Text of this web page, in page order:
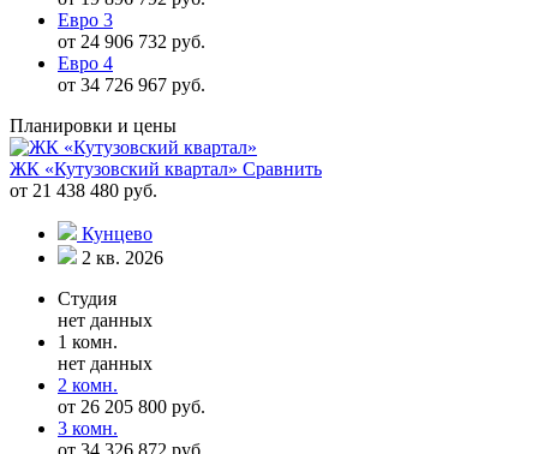
Евро 3
от 24 906 732 руб.
Евро 4
от 34 726 967 руб.
Планировки и цены
ЖК «Кутузовский квартал» Сравнить
от 21 438 480 руб.
Кунцево
2 кв. 2026
Студия
нет данных
1 комн.
нет данных
2 комн.
от 26 205 800 руб.
3 комн.
от 34 326 872 руб.